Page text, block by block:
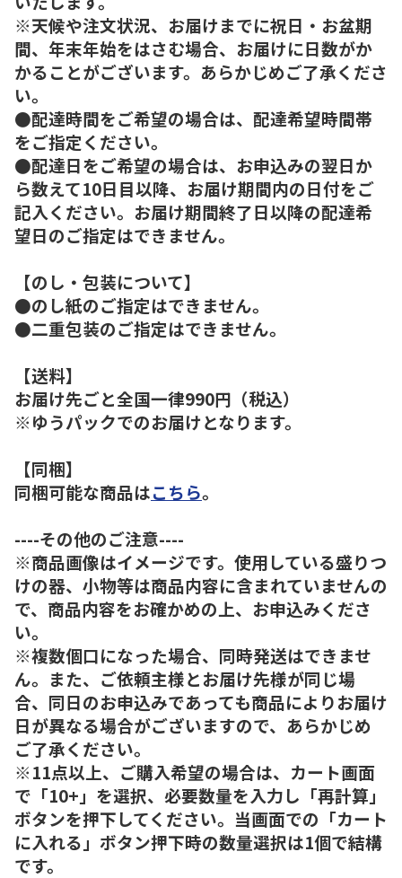
※天候や注文状況、お届けまでに祝日・お盆期
間、年末年始をはさむ場合、お届けに日数がか
かることがございます。あらかじめご了承くださ
い。
●配達時間をご希望の場合は、配達希望時間帯
をご指定ください。
●配達日をご希望の場合は、お申込みの翌日か
ら数えて10日目以降、お届け期間内の日付をご
記入ください。お届け期間終了日以降の配達希
望日のご指定はできません。
【のし・包装について】
●のし紙のご指定はできません。
●二重包装のご指定はできません。
【送料】
お届け先ごと全国一律990円（税込）
※ゆうパックでのお届けとなります。
【同梱】
同梱可能な商品はこちら。
----その他のご注意----
※商品画像はイメージです。使用している盛りつ
けの器、小物等は商品内容に含まれていませんの
で、商品内容をお確かめの上、お申込みくださ
い。
※複数個口になった場合、同時発送はできませ
ん。また、ご依頼主様とお届け先様が同じ場
合、同日のお申込みであっても商品によりお届け
日が異なる場合がございますので、あらかじめ
ご了承ください。
※11点以上、ご購入希望の場合は、カート画面
で「10+」を選択、必要数量を入力し「再計算」
ボタンを押下してください。当画面での「カート
に入れる」ボタン押下時の数量選択は1個で結構
です。